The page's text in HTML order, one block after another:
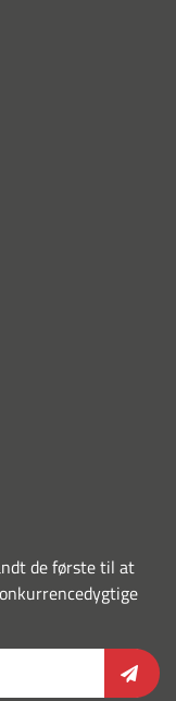
de første til at